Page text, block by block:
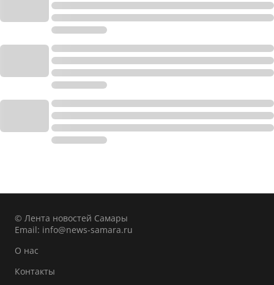
© Лента новостей Самары
Email: info@news-samara.ru
О нас
Контакты